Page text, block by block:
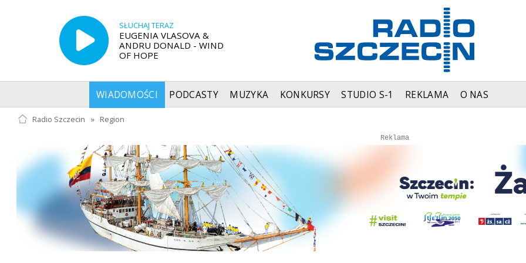
SŁUCHAJ TERAZ
EUGENIA VLASOVA &
ANDRU DONALD - WIND
OF HOPE
WIADOMOŚCI PODCASTY MUZYKA KONKURSY STUDIO S-1 REKLAMA O NAS
Radio Szczecin » Region
Reklama
Autopromocja
Autopromocja